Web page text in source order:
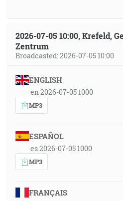
2026-07-05 10:00, Krefeld,
Zentrum
Broadcasted: 2026-07-05 10:00
ENGLISH
en 2026-07-05 1000
MP3
ESPAÑOL
es 2026-07-05 1000
MP3
FRANÇAIS